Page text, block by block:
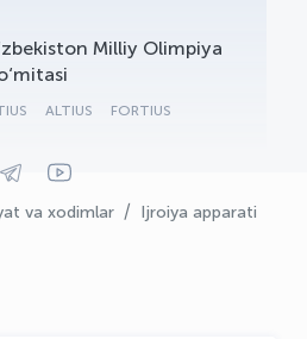
Milliy Olimpiya
ALTIUS FORTIUS
va xodimlar Ijroiya apparati